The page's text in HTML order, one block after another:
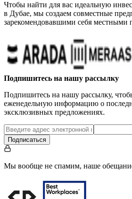
Чтобы найти для вас идеальную
в Дубае, мы создаем совместные
зарекомендовавшими себя местными
Подпишитесь на нашу рассылку
Подпишитесь на нашу рассылку,
еженедельную информацию о
эксклюзивных предложениях.
Подписаться
Мы вообще не спамим, наше